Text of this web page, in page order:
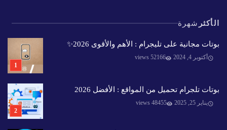
الأكثر شهرة
بوتات مجانية على تليجرام : الأهم والأقوى 2026✨️
أكتوبر 4, 2024 52166 views
بوتات تلجرام تحميل من المواقع : الأفضل 2026
يناير 25, 2025 48455 views